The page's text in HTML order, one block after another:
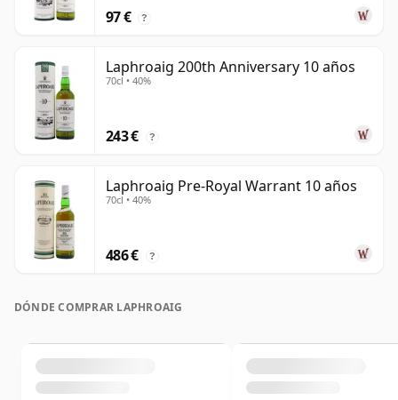
97 € ?
Laphroaig 200th Anniversary 10 años
70cl • 40%
243 € ?
Laphroaig Pre-Royal Warrant 10 años
70cl • 40%
486 € ?
DÓNDE COMPRAR LAPHROAIG